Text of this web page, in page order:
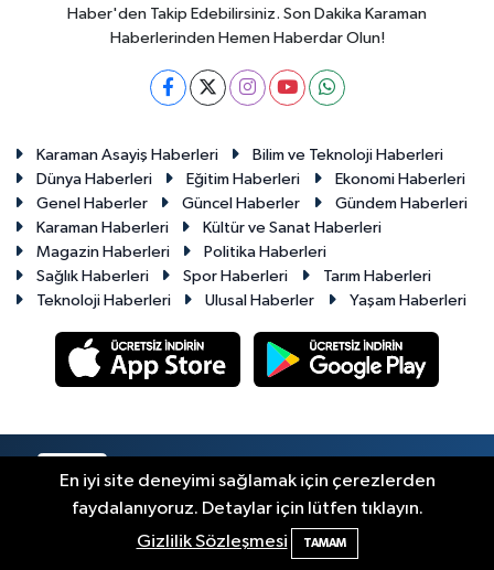
Haber'den Takip Edebilirsiniz. Son Dakika Karaman
Haberlerinden Hemen Haberdar Olun!
Karaman Asayiş Haberleri
Bilim ve Teknoloji Haberleri
Dünya Haberleri
Eğitim Haberleri
Ekonomi Haberleri
Genel Haberler
Güncel Haberler
Gündem Haberleri
Karaman Haberleri
Kültür ve Sanat Haberleri
Magazin Haberleri
Politika Haberleri
Sağlık Haberleri
Spor Haberleri
Tarım Haberleri
Teknoloji Haberleri
Ulusal Haberler Yaşam Haberleri
Haber Yazılımı:TE Bilişim
En iyi site deneyimi sağlamak için çerezlerden
faydalanıyoruz. Detaylar için lütfen tıklayın.
Gizlilik Sözleşmesi
TAMAM